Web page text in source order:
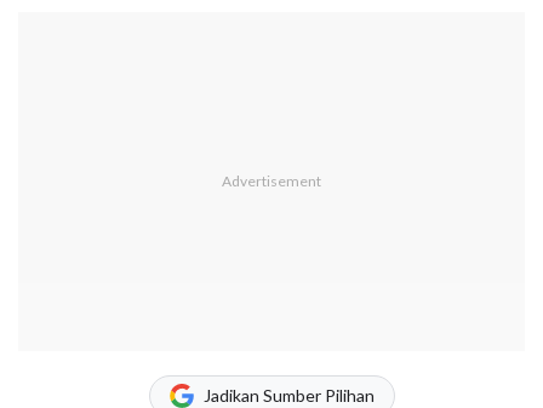
Jadikan Sumber Pilihan